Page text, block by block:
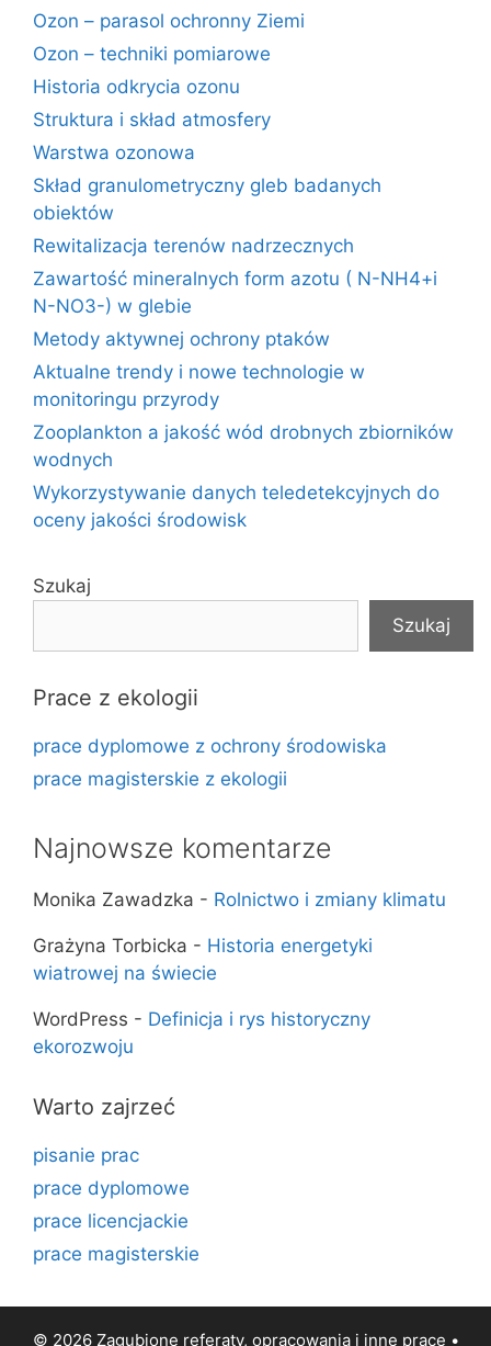
Ozon – parasol ochronny Ziemi
Ozon – techniki pomiarowe
Historia odkrycia ozonu
Struktura i skład atmosfery
Warstwa ozonowa
Skład granulometryczny gleb badanych
obiektów
Rewitalizacja terenów nadrzecznych
Zawartość mineralnych form azotu ( N-NH4+i
N-NO3-) w glebie
Metody aktywnej ochrony ptaków
Aktualne trendy i nowe technologie w
monitoringu przyrody
Zooplankton a jakość wód drobnych zbiorników
wodnych
Wykorzystywanie danych teledetekcyjnych do
oceny jakości środowisk
Szukaj
Szukaj
Prace z ekologii
prace dyplomowe z ochrony środowiska
prace magisterskie z ekologii
Najnowsze komentarze
Monika Zawadzka - Rolnictwo i zmiany klimatu
Grażyna Torbicka - Historia energetyki
wiatrowej na świecie
WordPress - Definicja i rys historyczny
ekorozwoju
Warto zajrzeć
pisanie prac
prace dyplomowe
prace licencjackie
prace magisterskie
© 2026 Zagubione referaty, opracowania i inne prace •